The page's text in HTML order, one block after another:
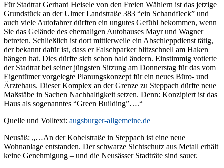
Für Stadtrat Gerhard Heisele von den Freien Wählern ist das jetzige
Grundstück an der Ulmer Landstraße 383 “ein Schandfleck” und
auch viele Autofahrer dürften ein ungutes Gefühl bekommen, wenn
Sie das Gelände des ehemaligen Autohauses Mayr und Wagner
betreten. Schließlich ist dort mittlerweile ein Abschleppdienst tätig,
der bekannt dafür ist, dass er Falschparker blitzschnell am Haken
hängen hat. Dies dürfte sich schon bald ändern. Einstimmig votierte
der Stadtrat bei seiner jüngsten Sitzung am Donnerstag für das vom
Eigentümer vorgelegte Planungskonzept für ein neues Büro- und
Ärztehaus. Dieser Komplex an der Grenze zu Steppach dürfte neue
Maßstäbe in Sachen Nachhaltigkeit setzen. Denn: Konzipiert ist das
Haus als sogenanntes “Green Building”….“
Quelle und Volltext: augsburger-allgemeine.de
Neusäß: „…An der Kobelstraße in Steppach ist eine neue
Wohnanlage entstanden. Der schwarze Sichtschutz aus Metall erhält
keine Genehmigung – und die Neusässer Stadträte sind sauer.